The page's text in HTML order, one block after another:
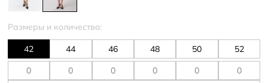
Размеры и количество:
42 44 46 48 50 52